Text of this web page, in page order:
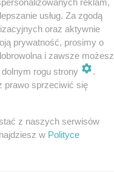
usług. Za zgodą
oraz aktywnie
prywatność, prosimy o
i zawsze możesz
rogu strony
.
prawo sprzeciwić się
z naszych serwisów
w Polityce